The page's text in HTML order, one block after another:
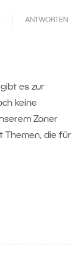
ANTWORTEN
es zur
keine
Zoner
Themen, die für